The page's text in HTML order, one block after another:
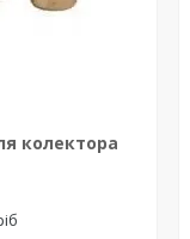
колектора